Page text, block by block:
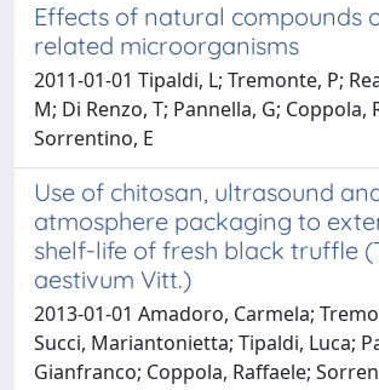
Effects of natural compounds
related microorganisms
2011-01-01 Tipaldi, L; Tremonte, P;
M; Di Renzo, T; Pannella, G; Coppola,
Sorrentino, E
Use of chitosan, ultrasound
atmosphere packaging to
shelf-life of fresh black truffle
aestivum Vitt.)
2013-01-01 Amadoro, Carmela;
Succi, Mariantonietta; Tipaldi, Luca;
Gianfranco; Coppola, Raffaele;